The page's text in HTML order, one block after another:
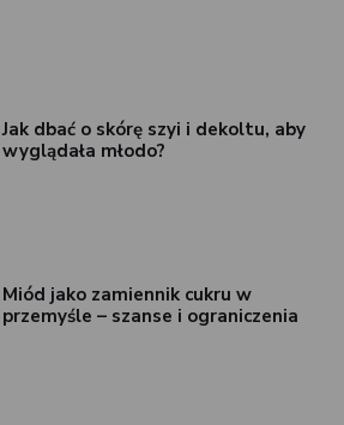
Jak dbać o skórę szyi i dekoltu, aby
wyglądała młodo?
Miód jako zamiennik cukru w
przemyśle – szanse i ograniczenia